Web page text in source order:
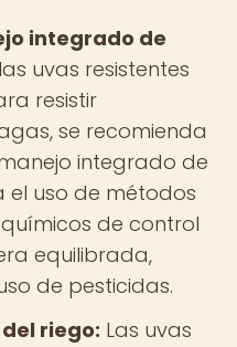
integrado de
uvas resistentes
resistir
se recomienda
integrado de
el uso de métodos
de control
equilibrada,
de pesticidas.
riego: Las uvas